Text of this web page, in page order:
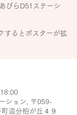
びらD51ステーシ
するとポスターが拡
ション, 〒059-
追分柏が丘４９